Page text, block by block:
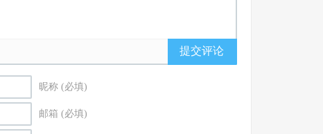
提交评论
昵称 (必填)
邮箱 (必填)